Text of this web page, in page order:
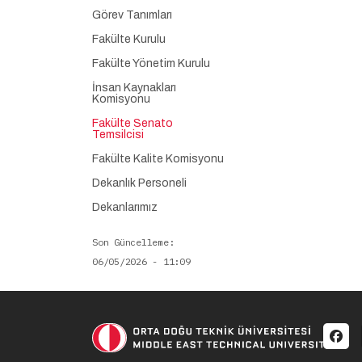
Görev Tanımları
Fakülte Kurulu
Fakülte Yönetim Kurulu
İnsan Kaynakları
Komisyonu
Fakülte Senato
Temsilcisi
Fakülte Kalite Komisyonu
Dekanlık Personeli
Dekanlarımız
Son Güncelleme
06/05/2026 - 11:09